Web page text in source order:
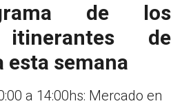
de los
itinerantes de
esta semana
a 14:00hs: Mercado en